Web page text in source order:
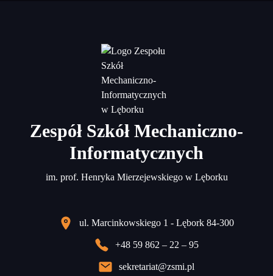
Zespół Szkół Mechaniczno-
Informatycznych
im. prof. Henryka Mierzejewskiego w Lęborku
ul. Marcinkowskiego 1 - Lębork 84-300
+48 59 862 – 22 – 95
sekretariat@zsmi.pl